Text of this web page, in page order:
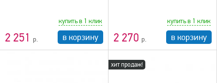
2 251
купить в 1 клик
в корзину 2 270
купить в 1 клик
в корзину
хит продаж!